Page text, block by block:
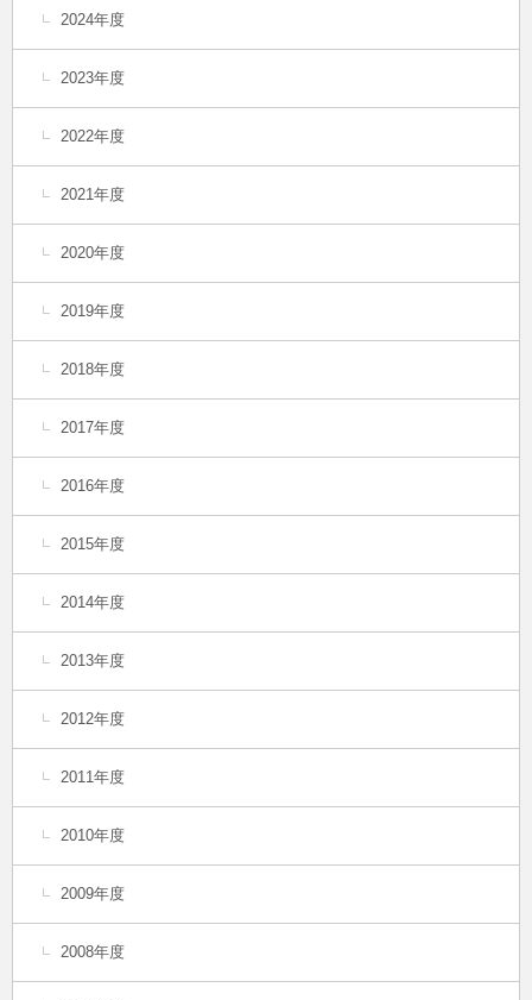
2024年度
2023年度
2022年度
2021年度
2020年度
2019年度
2018年度
2017年度
2016年度
2015年度
2014年度
2013年度
2012年度
2011年度
2010年度
2009年度
2008年度